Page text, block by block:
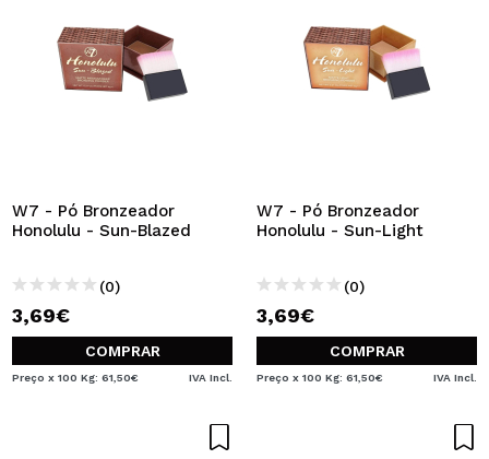
W7 - Pó Bronzeador
Honolulu - Sun-Blazed
(0)
3,69€
COMPRAR
Preço x 100 Kg: 61,50€ IVA Incl.
W7 - Pó Bronzeador
Honolulu - Sun-Light
(0)
3,69€
COMPRAR
Preço x 100 Kg: 61,50€ IVA Incl.